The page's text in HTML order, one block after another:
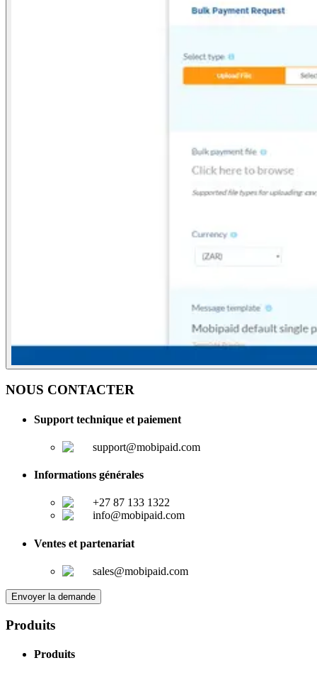
NOUS CONTACTER
Support technique et paiement
support@mobipaid.com
Informations générales
+27 87 133 1322
info@mobipaid.com
Ventes et partenariat
sales@mobipaid.com
Envoyer la demande
Produits
Produits